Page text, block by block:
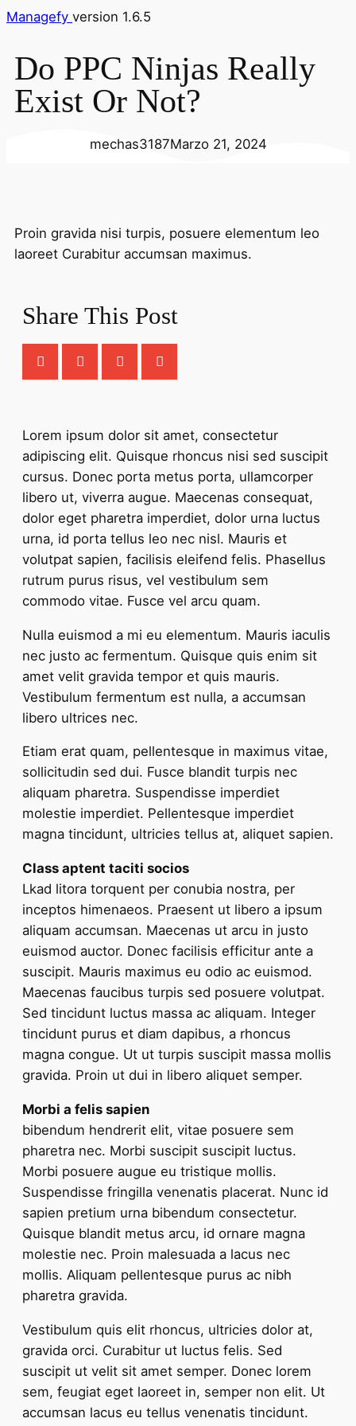
Managefy version 1.6.5
Do PPC Ninjas Really
Exist Or Not?
mechas3187Marzo 21, 2024
Proin gravida nisi turpis, posuere elementum leo
laoreet Curabitur accumsan maximus.
Share This Post
Lorem ipsum dolor sit amet, consectetur
adipiscing elit. Quisque rhoncus nisi sed suscipit
cursus. Donec porta metus porta, ullamcorper
libero ut, viverra augue. Maecenas consequat,
dolor eget pharetra imperdiet, dolor urna luctus
urna, id porta tellus leo nec nisl. Mauris et
volutpat sapien, facilisis eleifend felis. Phasellus
rutrum purus risus, vel vestibulum sem
commodo vitae. Fusce vel arcu quam.
Nulla euismod a mi eu elementum. Mauris iaculis
nec justo ac fermentum. Quisque quis enim sit
amet velit gravida tempor et quis mauris.
Vestibulum fermentum est nulla, a accumsan
libero ultrices nec.
Etiam erat quam, pellentesque in maximus vitae,
sollicitudin sed dui. Fusce blandit turpis nec
aliquam pharetra. Suspendisse imperdiet
molestie imperdiet. Pellentesque imperdiet
magna tincidunt, ultricies tellus at, aliquet sapien.
Class aptent taciti socios
Lkad litora torquent per conubia nostra, per
inceptos himenaeos. Praesent ut libero a ipsum
aliquam accumsan. Maecenas ut arcu in justo
euismod auctor. Donec facilisis efficitur ante a
suscipit. Mauris maximus eu odio ac euismod.
Maecenas faucibus turpis sed posuere volutpat.
Sed tincidunt luctus massa ac aliquam. Integer
tincidunt purus et diam dapibus, a rhoncus
magna congue. Ut ut turpis suscipit massa mollis
gravida. Proin ut dui in libero aliquet semper.
Morbi a felis sapien
bibendum hendrerit elit, vitae posuere sem
pharetra nec. Morbi suscipit suscipit luctus.
Morbi posuere augue eu tristique mollis.
Suspendisse fringilla venenatis placerat. Nunc id
sapien pretium urna bibendum consectetur.
Quisque blandit metus arcu, id ornare magna
molestie nec. Proin malesuada a lacus nec
mollis. Aliquam pellentesque purus ac nibh
pharetra gravida.
Vestibulum quis elit rhoncus, ultricies dolor at,
gravida orci. Curabitur ut luctus felis. Sed
suscipit ut velit sit amet semper. Donec lorem
sem, feugiat eget laoreet in, semper non elit. Ut
accumsan lacus eu tellus venenatis tincidunt.